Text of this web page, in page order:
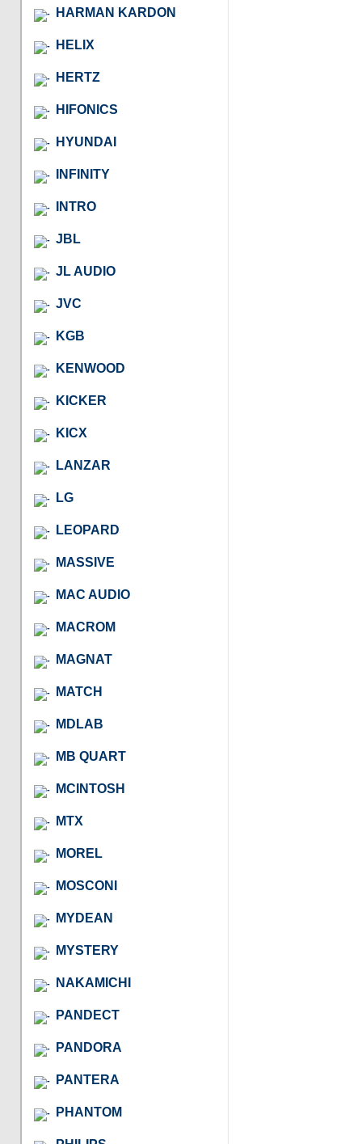
HARMAN KARDON
HELIX
HERTZ
HIFONICS
HYUNDAI
INFINITY
INTRO
JBL
JL AUDIO
JVC
KGB
KENWOOD
KICKER
KICX
LANZAR
LG
LEOPARD
MASSIVE
MAC AUDIO
MACROM
MAGNAT
MATCH
MDLAB
MB QUART
MCINTOSH
MTX
MOREL
MOSCONI
MYDEAN
MYSTERY
NAKAMICHI
PANDECT
PANDORA
PANTERA
PHANTOM